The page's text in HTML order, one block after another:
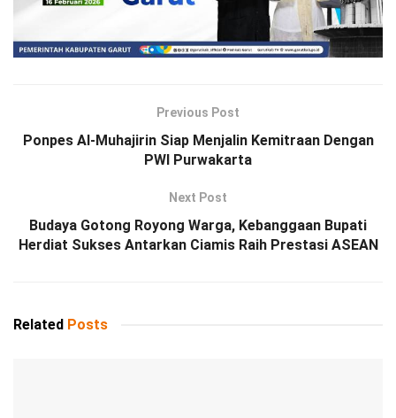
Previous Post
Ponpes Al-Muhajirin Siap Menjalin Kemitraan Dengan
PWI Purwakarta
Next Post
Budaya Gotong Royong Warga, Kebanggaan Bupati
Herdiat Sukses Antarkan Ciamis Raih Prestasi ASEAN
Related Posts